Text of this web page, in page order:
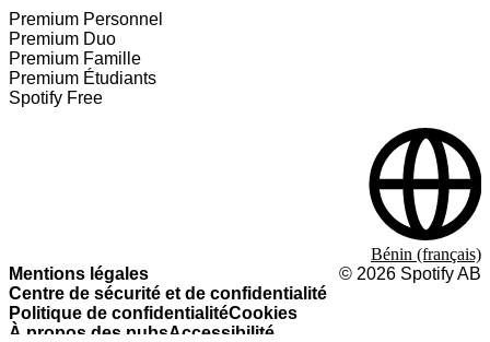
Premium Personnel
Premium Duo
Premium Famille
Premium Étudiants
Spotify Free
Mentions légales
Centre de sécurité et de confidentialité
Politique de confidentialitéCookies
À propos des pubsAccessibilité
© 2026 Spotify AB
Bénin (français)